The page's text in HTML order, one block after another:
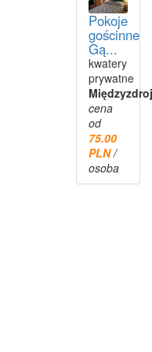
Pokoje
gościnne
Gą...
kwatery
prywatne
cena
od
75.00
PLN/
osoba